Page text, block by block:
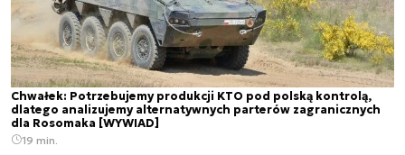
Chwałek: Potrzebujemy produkcji KTO pod polską kontrolą,
dlatego analizujemy alternatywnych parterów zagranicznych
dla Rosomaka [WYWIAD]
19 min.